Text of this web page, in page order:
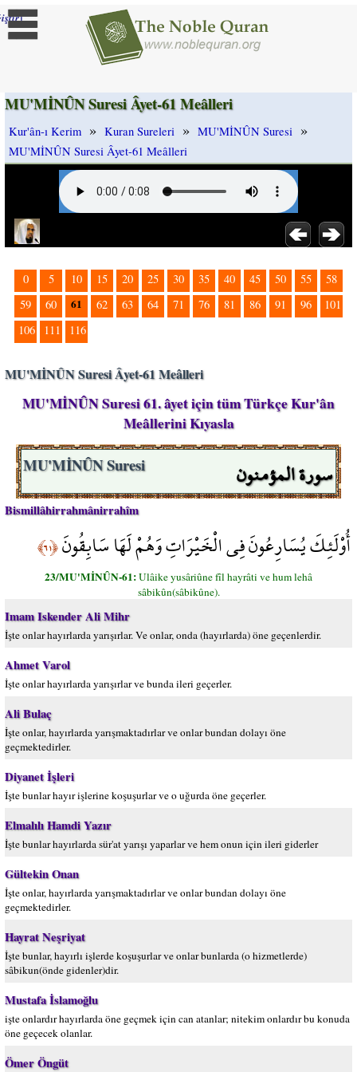
]
MU'MİNÛN Suresi Âyet-61 Meâlleri
Kur'ân-ı Kerim » Kuran Sureleri » MU'MİNÛN Suresi »
MU'MİNÛN Suresi Âyet-61 Meâlleri
0 5 10 15 20 25 30 35 40 45 50 55
58
59
60 61 62 63 64 71 76 81 86 91 96
101
106
111 116
MU'MİNÛN Suresi Âyet-61 Meâlleri
MU'MİNÛN Suresi 61. âyet için tüm Türkçe Kur'ân
Meâllerini Kıyasla
سورة المؤمنون MU'MİNÛN Suresi
Bismillâhirrahmânirrahîm
أُوْلَئِكَ يُسَارِعُونَ فِي الْخَيْرَاتِ وَهُمْ لَهَا سَابِقُونَ﴿٦١﴾
23/MU'MİNÛN-61:Ulâike yusâriûne fîl hayrâti ve hum lehâ
sâbikûn(sâbikûne).
Imam Iskender Ali Mihr
İşte onlar hayırlarda yarışırlar. Ve onlar, onda (hayırlarda) öne geçenlerdir.
Ahmet Varol
İşte onlar hayırlarda yarışırlar ve bunda ileri geçerler.
Ali Bulaç
İşte onlar, hayırlarda yarışmaktadırlar ve onlar bundan dolayı öne
geçmektedirler.
Diyanet İşleri
İşte bunlar hayır işlerine koşuşurlar ve o uğurda öne geçerler.
Elmalılı Hamdi Yazır
İşte bunlar hayırlarda sür'at yarışı yaparlar ve hem onun için ileri giderler
Gültekin Onan
İşte onlar, hayırlarda yarışmaktadırlar ve onlar bundan dolayı öne
geçmektedirler.
Hayrat Neşriyat
İşte bunlar, hayırlı işlerde koşuşurlar ve onlar bunlarda (o hizmetlerde)
sâbikun(önde gidenler)dir.
Mustafa İslamoğlu
işte onlardır hayırlarda öne geçmek için can atanlar; nitekim onlardır bu konuda
öne geçecek olanlar.
Ömer Öngüt